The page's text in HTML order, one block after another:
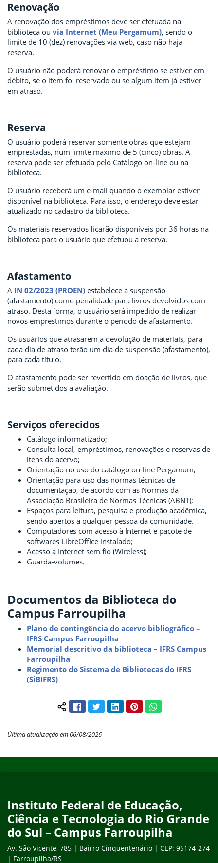
Renovação
A renovação dos empréstimos deve ser efetuada na
biblioteca ou via Internet (Meu Pergamum), sendo o
limite de 10 (dez) renovações via web, caso não haja
reserva.
O usuário não poderá renovar o empréstimo se estiver em
débito, se o item foi reservado ou se algum item já estiver
em atraso.
Reserva
O usuário poderá reservar somente obras que estejam
emprestadas, num limite máximo de 5 (cinco) obras. A
reserva pode ser efetuada pelo Catálogo on-line ou na
biblioteca.
O usuário receberá um e-mail quando o exemplar estiver
disponível na biblioteca. Para isso, o endereço deve estar
atualizado no cadastro da biblioteca.
Os materiais reservados ficarão disponíveis por 36 horas na
biblioteca para o usuário que efetuou a reserva.
Afastamento
A IN 02/2023 (PROEN) estabelece a suspensão
(afastamento) como penalidade para livros devolvidos com
atraso. Desta forma, o usuário será impedido de realizar
novos empréstimos durante o período de afastamento.
Os usuários que atrasarem a devolução de materiais, para
cada dia de atraso terão um dia de suspensão (afastamento),
para cada título.
O afastamento pode ser revertido em doação de livros, que
serão submetidos a avaliação.
Serviços oferecidos
Catálogo informatizado;
Consulta local, empréstimos, renovações e reservas de
itens do acervo;
Orientação no uso do catálogo on-line Pergamum;
Orientação para uso das normas técnicas de
documentação, de acordo com as Normas da
Associação Brasileira de Normas Técnicas (ABNT);
Espaços para leitura, pesquisa e produção acadêmica,
sendo abertos a qualquer pessoa da comunidade.
Computadores com acesso à Internet e pacote de
softwares LibreOffice instalado;
Acesso à Internet sem fio (Wireless);
Guarda-volumes.
Documentos da Biblioteca do
Campus Farroupilha
Plano de contingência do acervo bibliográfico –
IFRS Campus Farroupilha
Memorial descritivo da biblioteca – IFRS Campus
Farroupilha
Regimento do Sistema de Bibliotecas do IFRS
(SiBIFRS)
Compartilhar conteúdo:
FacebookTwitterLinkedInPinterestWhatsApp
Última atualização em 06/08/2026
Instituto Federal de Educação,
Ciência e Tecnologia do Rio Grande
do Sul – Campus Farroupilha
Av. São Vicente, 785 | Bairro Cinquentenário | CEP: 95174-274
| Farroupilha/RS